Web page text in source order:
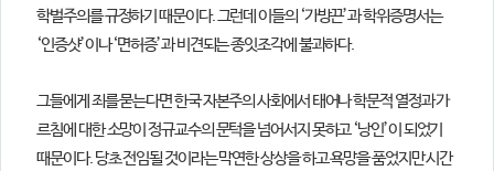
학벌주의를 규정하기 때문이다. 그런데 이들의 ‘가방끈’과 학위증명서는
‘인증샷’이나 ‘면허증’과 비견되는 종잇조각에 불과하다.
그들에게 죄를 묻는다면 한국 자본주의 사회에서 태어나 학문적 열정과 가
르침에 대한 소망이 정규교수의 문턱을 넘어서지 못하고 ‘낭인’이 되었기
때문이다. 당초 전임될 것이라는 막연한 상상을 하고 욕망을 품었지만 시간